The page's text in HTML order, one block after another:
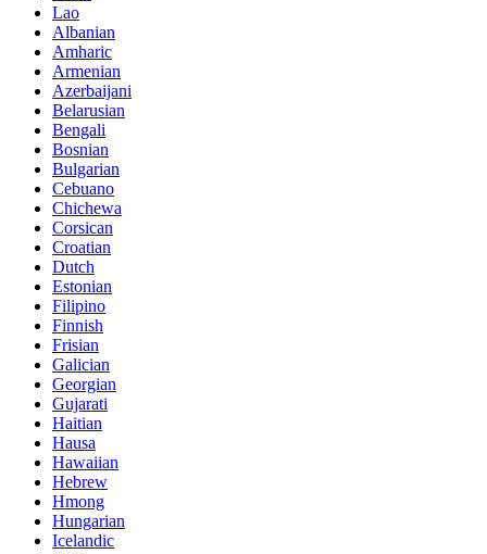
Lao
Albanian
Amharic
Armenian
Azerbaijani
Belarusian
Bengali
Bosnian
Bulgarian
Cebuano
Chichewa
Corsican
Croatian
Dutch
Estonian
Filipino
Finnish
Frisian
Galician
Georgian
Gujarati
Haitian
Hausa
Hawaiian
Hebrew
Hmong
Hungarian
Icelandic